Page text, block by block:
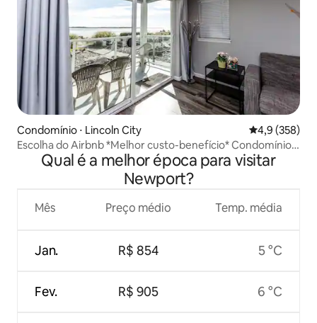
Condomínio ⋅ Lincoln City 4,9 de uma
4,9 (358)
Escolha do Airbnb *Melhor custo-benefício* Condomínio
de luxo à beira-mar
Qual é a melhor época para visitar
Newport?
Mês
Jan.
Fev.
Preço médio
R$ 854
R$ 905
Temp. média
5 °C
6 °C